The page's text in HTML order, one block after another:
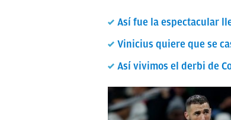
Así fue la espectacular
Vinicius quiere que se
Así vivimos el derbi de